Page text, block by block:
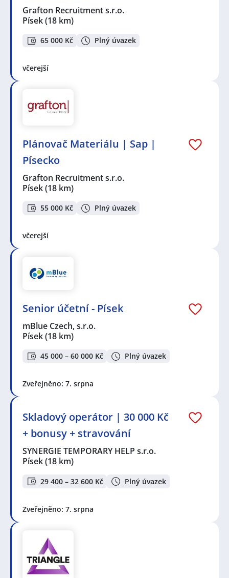
Grafton Recruitment s.r.o.
Písek(18 km)
65 000 Kč Plný úvazek
včerejší
Plánovač Materiálu | Sap |
Písecko
Grafton Recruitment s.r.o.
Písek(18 km)
55 000 Kč Plný úvazek
včerejší
Senior účetní - Písek
mBlue Czech, s.r.o.
Písek(18 km)
45 000 – 60 000 Kč Plný úvazek
Zveřejněno: 7. srpna
Skladový operátor | 30 000 Kč
+ bonusy + stravování
SYNERGIE TEMPORARY HELP s.r.o.
Písek(18 km)
29 400 – 32 600 Kč Plný úvazek
Zveřejněno: 7. srpna